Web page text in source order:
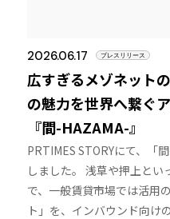
2026.06.17 プレスリリース
広すぎるメゾネット
の魅力を世界へ繋ぐ
『間-HAZAMA-』
PRTIMES STORYにて、「
しました。 浅草や押上と
で、一般賃貸市場では活用
ト」を、インバウンド向け